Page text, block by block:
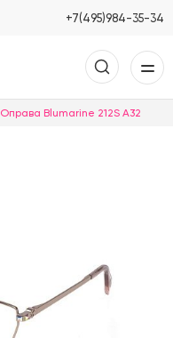
+7(495)984-35-34
Оправа Blumarine 212S A32